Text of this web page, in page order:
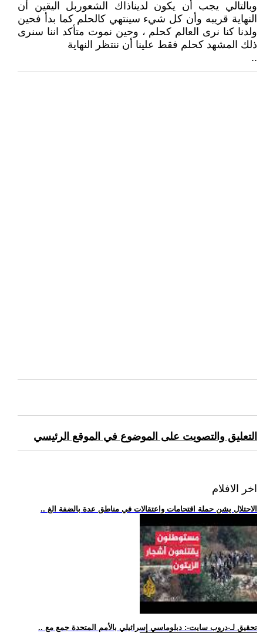
وبالتالي يجب أن يكون لديناذاك الشعوربل اليقين أن
النهاية قريبه وأن كل شيء سينتهي كالحلم كما بدأ فحين
ولدنا كنا نرى العالم كحلم ، وحين نموت متأكد اننا سنرى
ذلك المشهد كحلم فقط علينا أن ننتظر النهاية
..
التعليق والتصويت على الموضوع في الموقع الرئيسي
اخر الافلام
.. الاحتلال يشن حملة اقتحامات واعتقالات في مناطق عدة بالضفة الغ
.. تحقيق لـ-دروب سايت-: دبلوماسي إسرائيلي بالأمم المتحدة جمع مع